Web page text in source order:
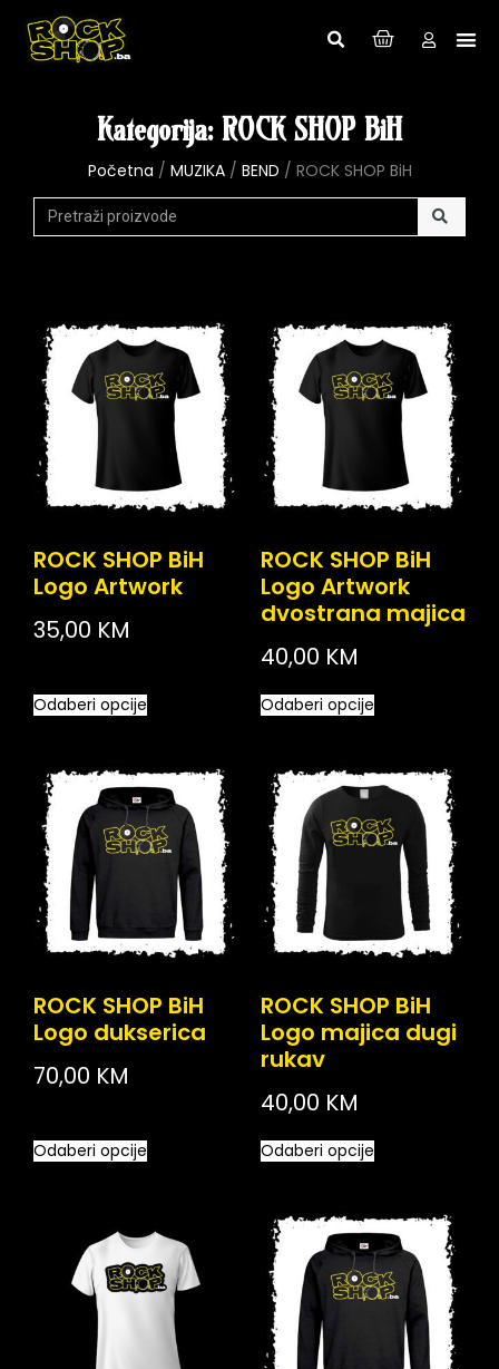
Kategorija: ROCK SHOP BiH
Početna / MUZIKA/ BEND / ROCK SHOP BiH
ROCK SHOP BiH
Logo Artwork
35,00 KM
Odaberi opcije
ROCK SHOP BiH
Logo Artwork
dvostrana majica
40,00 KM
Odaberi opcije
ROCK SHOP BiH
Logo dukserica
70,00 KM
Odaberi opcije
ROCK SHOP BiH
Logo majica dugi
rukav
40,00 KM
Odaberi opcije